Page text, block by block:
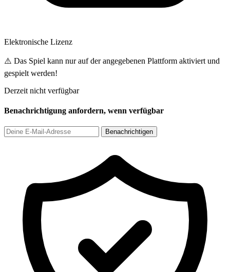
Elektronische Lizenz
⚠️ Das Spiel kann nur auf der angegebenen Plattform aktiviert und
gespielt werden!
Derzeit nicht verfügbar
Benachrichtigung anfordern, wenn verfügbar
Benachrichtigen